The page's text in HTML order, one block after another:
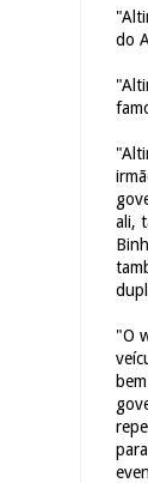
do
ali,
"O